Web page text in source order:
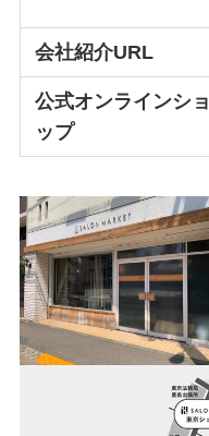
会社紹介URL
公式オンラインショ
ップ